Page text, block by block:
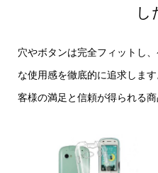
し
穴やボタンは完全フィットし
な使用感を徹底的に追求しま
客様の満足と信頼が得られる商